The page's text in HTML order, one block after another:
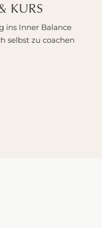
ins Inner Balance
selbst zu coachen
KURS